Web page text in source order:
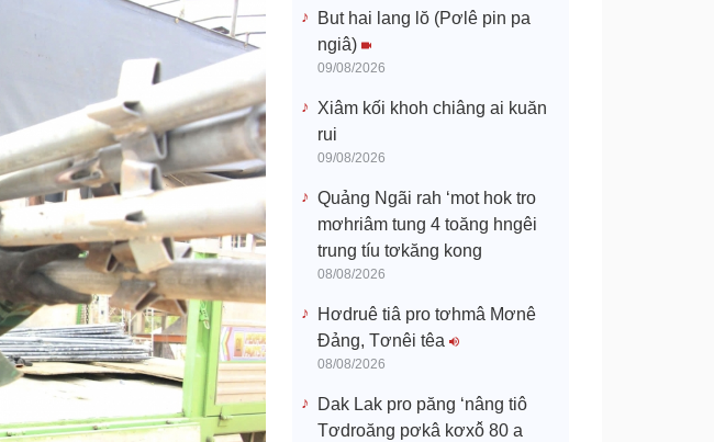
But hai lang lŏ (Pơlê pin pa
ngiâ)
09/08/2026
Xiâm kối khoh chiâng ai kuăn
rui
09/08/2026
Quảng Ngãi rah ‘mot hok tro
mơhriâm tung 4 toăng hngêi
trung tíu tơkăng kong
08/08/2026
Hơdruê tiâ pro tơhmâ Mơnê
Đảng, Tơnêi têa
08/08/2026
Dak Lak pro păng ‘nâng tiô
Tơdroăng pơkâ kơxô̆ 80 a